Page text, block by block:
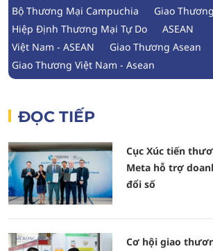
Bộ Thương Mại Campuchia
Giao Thương
Hiệp Định Thương Mại Tự Do
ASEAN
Việt Nam - ASEAN
Giao Thương Asean
Giao Thương Việt Nam - Asean
ĐỌC TIẾP
Cục Xúc tiến
Meta hỗ trợ
đổi số
Cơ hội giao